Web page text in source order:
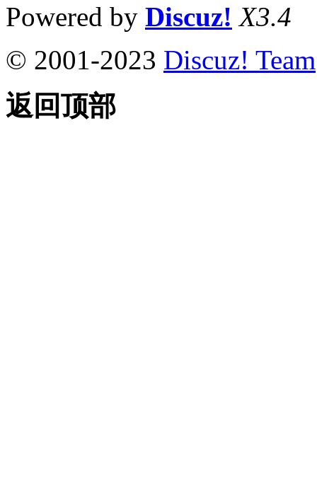
Powered by Discuz! X3.4
© 2001-2023 Discuz! Team
返回顶部